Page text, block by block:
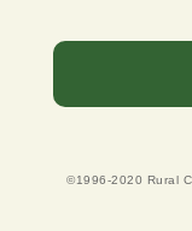
©1996-2020 Rural